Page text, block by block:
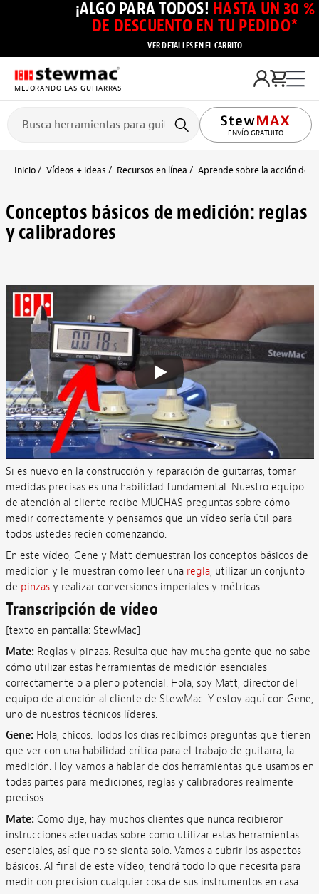
¡ALGO PARA TODOS! HASTA UN 30 %
DE DESCUENTO EN TU PEDIDO*
VER DETALLES EN EL CARRITO
MEJORANDO LAS GUITARRAS
ENVÍO GRATUITO
Inicio Vídeos + ideas Recursos en línea Aprende sobre la acción de
Conceptos básicos de medición: reglas
y calibradores
Si es nuevo en la construcción y reparación de guitarras, tomar
medidas precisas es una habilidad fundamental. Nuestro equipo
de atención al cliente recibe MUCHAS preguntas sobre cómo
medir correctamente y pensamos que un vídeo sería útil para
todos ustedes recién comenzando.
En este vídeo, Gene y Matt demuestran los conceptos básicos de
medición y le muestran cómo leer una regla, utilizar un conjunto
de pinzasy realizar conversiones imperiales y métricas.
Transcripción de vídeo
[texto en pantalla: StewMac]
Mate: Reglas y pinzas. Resulta que hay mucha gente que no sabe
cómo utilizar estas herramientas de medición esenciales
correctamente o a pleno potencial. Hola, soy Matt, director del
equipo de atención al cliente de StewMac. Y estoy aquí con Gene,
uno de nuestros técnicos líderes.
Gene: Hola, chicos. Todos los días recibimos preguntas que tienen
que ver con una habilidad crítica para el trabajo de guitarra, la
medición. Hoy vamos a hablar de dos herramientas que usamos en
todas partes para mediciones, reglas y calibradores realmente
precisos.
Mate: Como dije, hay muchos clientes que nunca recibieron
instrucciones adecuadas sobre cómo utilizar estas herramientas
esenciales, así que no se sienta solo. Vamos a cubrir los aspectos
básicos. Al final de este vídeo, tendrá todo lo que necesita para
medir con precisión cualquier cosa de sus instrumentos en casa.